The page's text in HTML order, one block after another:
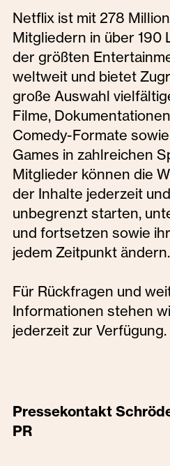
Netflix ist mit 278
Mitgliedern in über 190
der größten
weltweit und bietet
große Auswahl
Filme,
Comedy-Formate
Games in zahlreichen
Mitglieder können die
der Inhalte jederzeit
unbegrenzt starten,
und fortsetzen sowie
jedem Zeitpunkt ändern.
Für Rückfragen und
Informationen stehen
jederzeit zur Verfügung.
Pressekontakt
PR